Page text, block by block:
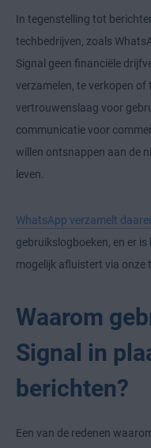
In tegenstelling tot
techbedrijven, zoals
Signal geen financiële
verzamelen, te verkopen of
vertrouwenslaag voor
communicatie voor
willen ontsnappen aan de
leven.
WhatsApp verzamelt
gebruikslogboeken, en er
mogelijk afluistert via onze
Waarom
Signal in
berichten?
Een van de redenen